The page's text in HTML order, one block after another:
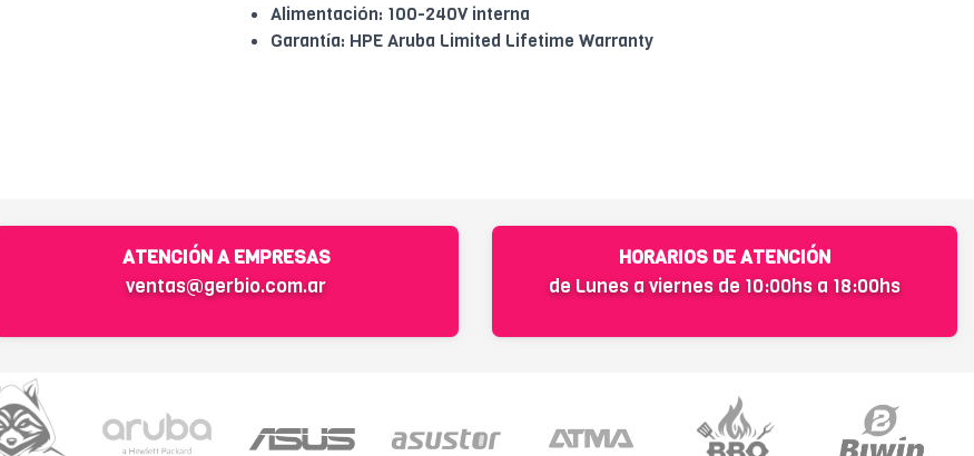
Alimentación: 100-240V interna
Garantía: HPE Aruba Limited Lifetime Warranty
ATENCIÓN A EMPRESAS
ventas@gerbio.com.ar
HORARIOS DE ATENCIÓN
de Lunes a viernes de 10:00hs a 18:00hs